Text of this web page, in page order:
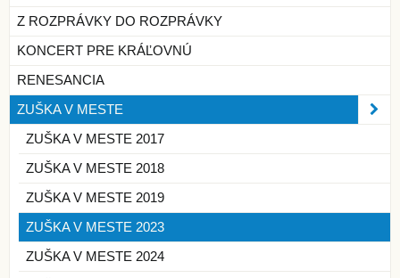
Z ROZPRÁVKY DO ROZPRÁVKY
KONCERT PRE KRÁĽOVNÚ
RENESANCIA
ZUŠKA V MESTE
ZUŠKA V MESTE 2017
ZUŠKA V MESTE 2018
ZUŠKA V MESTE 2019
ZUŠKA V MESTE 2023
ZUŠKA V MESTE 2024